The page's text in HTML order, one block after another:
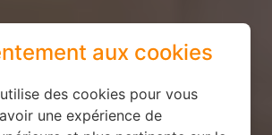
aux cookies
des cookies pour vous
une expérience de